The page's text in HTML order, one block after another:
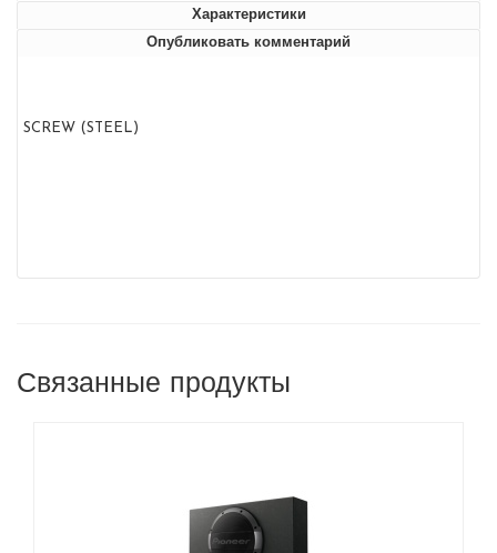
Характеристики
Опубликовать комментарий
SCREW (STEEL)
Связанные продукты